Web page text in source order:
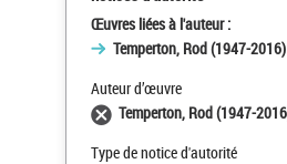
Œuvres liées à l'auteur :
Temperton, Rod (1947-2016)
Auteur d’œuvre
Temperton, Rod (1947-
Type de notice d'autorité